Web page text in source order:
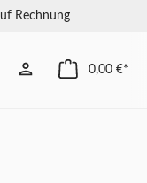
Rechnung
0,00 €*